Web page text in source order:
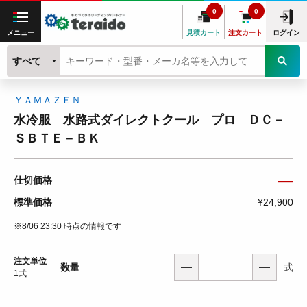
メニュー 見積カート
0
注文カート
0
ログイン
すべて
ＹＡＭＡＺＥＮ
水冷服 水路式ダイレクトクール プロ ＤＣ－
ＳＢＴＥ－ＢＫ
仕切価格 ―
標準価格 ¥24,900
※8/06 23:30 時点の情報です
注文単位
1式
数量 式